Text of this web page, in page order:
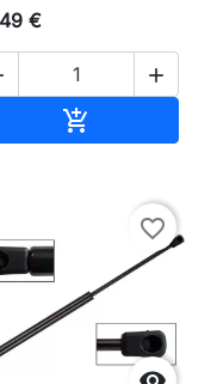
€


favorite_border